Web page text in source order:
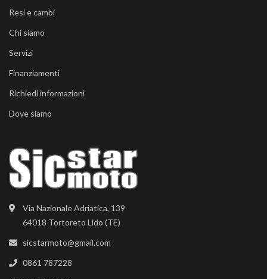
Via Nazionale Adriatica, 139
64018 Tortoreto Lido (TE)
sicstarmoto@gmail.com
0861 787228
Resi e cambi
Chi siamo
Servizi
Finanziamenti
Richiedi informazioni
Dove siamo